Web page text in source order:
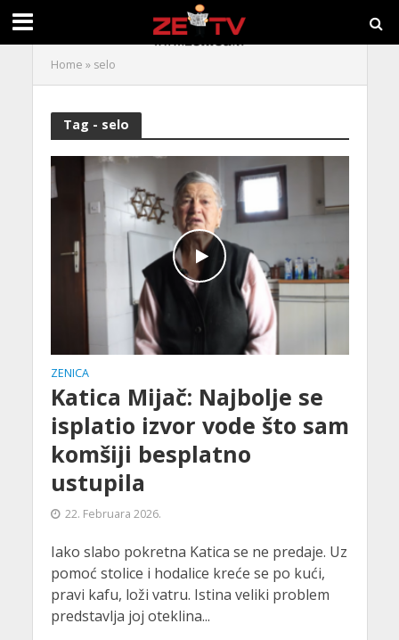
Home » selo
Tag - selo
ZENICA
Katica Mijač: Najbolje se
isplatio izvor vode što sam
komšiji besplatno
ustupila
22. Februara 2026.
Iako slabo pokretna Katica se ne predaje. Uz
pomoć stolice i hodalice kreće se po kući,
pravi kafu, loži vatru. Istina veliki problem
predstavlja joj oteklina...